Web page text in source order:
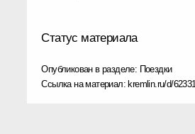
Статус материала
Опубликован в разделе: Поездки
Ссылка на материал: kremlin.ru/d/62331